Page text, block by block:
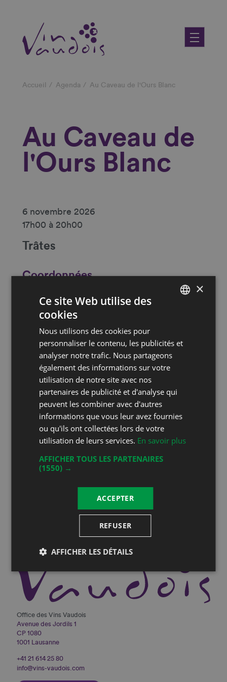
principal
Fil
Accueil Agenda Au Caveau de l'Ours Blanc
Au Caveau de
l'Ours Blanc
6 novembre 2026
17h00 à 20h00
Trâtes
Coordonnées
1562 Corcelles-près-Payerne
E-mail
Website https://www.cavedecorcelles.ch/
Restez au courant!
Suivez-nous sur les réseaux sociaux!
Inscrivez-vous à notre newsletter
Vous serez informé de toutes nos actualités
Office des Vins Vaudois
Avenue des Jordils 1
CP 1080
1001 Lausanne
+41 21 614 25 80
info@vins-vaudois.com
×
Ce site Web utilise des
cookies
Nous utilisons des cookies pour
personnaliser le contenu, les publicités et
analyser notre trafic. Nous partageons
également des informations sur votre
utilisation de notre site avec nos
partenaires de publicité et d'analyse qui
peuvent les combiner avec d'autres
informations que vous leur avez fournies
ou qu'ils ont collectées lors de votre
utilisation de leurs services. En savoir plus
AFFICHER TOUS LES PARTENAIRES
(1550) →
ACCEPTER
REFUSER
AFFICHER LES DÉTAILS